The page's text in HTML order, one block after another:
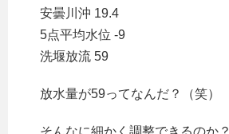
安曇川沖 19.4
5点平均水位 -9
洗堰放流 59
放水量が59ってなんだ？（笑）
そんなに細かく調整できるのか？